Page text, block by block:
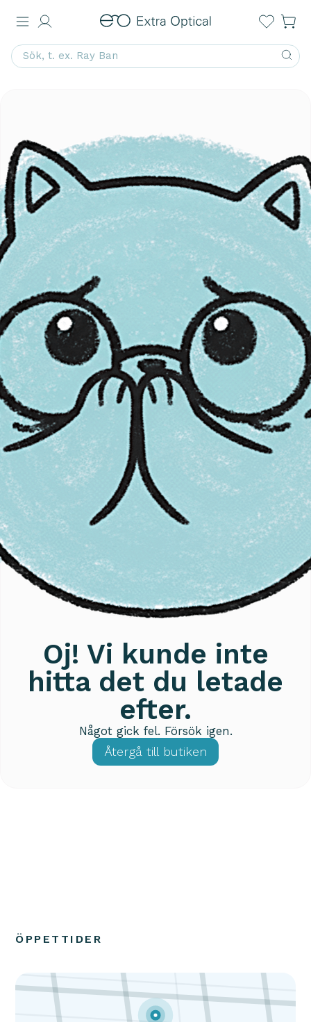
Oj! Vi kunde inte
hitta det du letade
efter.
Något gick fel. Försök igen.
Återgå till butiken
ÖPPETTIDER